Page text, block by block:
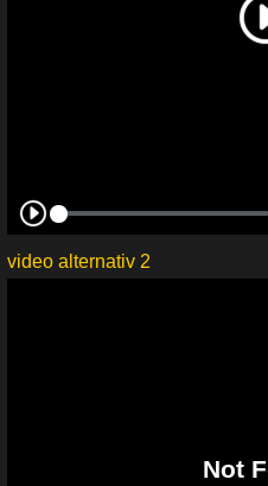
video alternativ 2